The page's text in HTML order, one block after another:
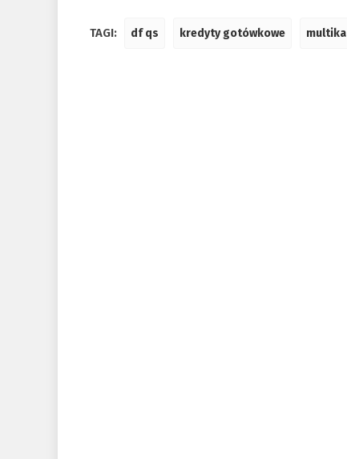
TAGI: df qs kredyty gotówkowe multika